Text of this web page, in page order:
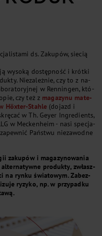
ds. Za­ku­pów, sie­cią
wy­so­ką do­stęp­no­ść i krót­ki
Nie­za­leż­nie, czy to z na­
w Ren­nin­gen, któ­
czy też z ma­ga­zy­nu mate­
Höxter-Stah­le (dojazd i
w Th. Geyer Ingredients,
w Meckenheim - na­si spe­cja­
Pań­stwu nieza­wodne
za­ku­pów i ma­ga­zy­no­wa­nia
pro­duk­ty, zwłasz­
na ryn­ku świa­to­wym. Za­bez­
ry­zy­ko, np. w przy­pad­ku